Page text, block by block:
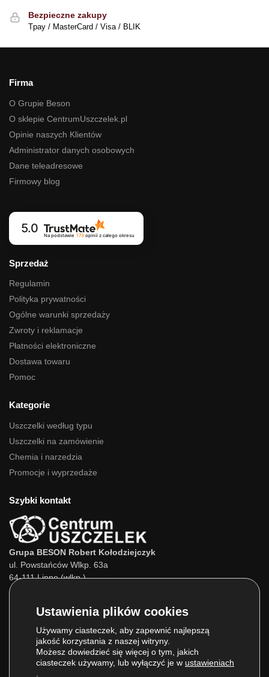
Bezpieczne zakupy
Tpay / MasterCard / Visa / BLIK
Firma
O Grupie Beson
O sklepie CentrumUszczelek.pl
Opinie naszych Klientów
Administrator danych osobowych
Dane teleadresowe
Firmowy blog
5.0
Na podstawie 173opinii z całego okresu
Sprzedaż
Regulamin
Polityka prywatności
Ogólne warunki sprzedaży
Zwroty i reklamacje
Płatności elektroniczne
Dostawa towaru
Pomoc
Kategorie
Uszczelki według typu
Uszczelki na zamówienie
Chemia i narzedzia
Promocje i wyprzedaże
Szybki kontakt
Grupa BESON Robert Kołodziejczyk
ul. Powstańców Wlkp. 63a
64-111 Lipno (wlkp.)
693 800 022
E-mail:info@centrumuszczelek.pl
Używamy ciasteczek, aby zapewnić najlepszą
jakość korzystania z naszej witryny.
Możesz dowiedzieć się więcej o tym, jakich
ciasteczek używamy, lub wyłączyć je w ustawieniach